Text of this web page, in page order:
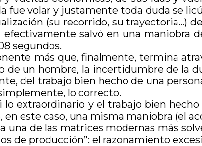
fue volar y justamente toda duda se
(su recorrido, su trayectoria…)
efectivamente salvó en una maniobra
segundos.
más que, finalmente, termina
de un hombre, la incertidumbre de la
del trabajo bien hecho de una
lo correcto.
extraordinario y el trabajo bien
este caso, una misma maniobra (el
una de las matrices modernas más
de producción”: el razonamiento